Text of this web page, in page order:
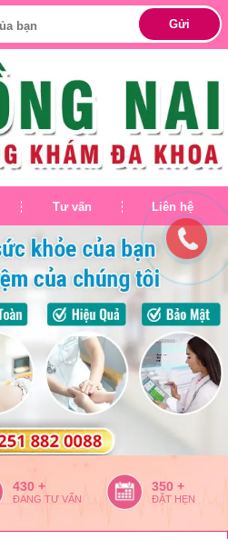
Tư vấn Liên hệ
430 +
ĐANG TƯ VẤN
350 +
ĐẶT HẸN